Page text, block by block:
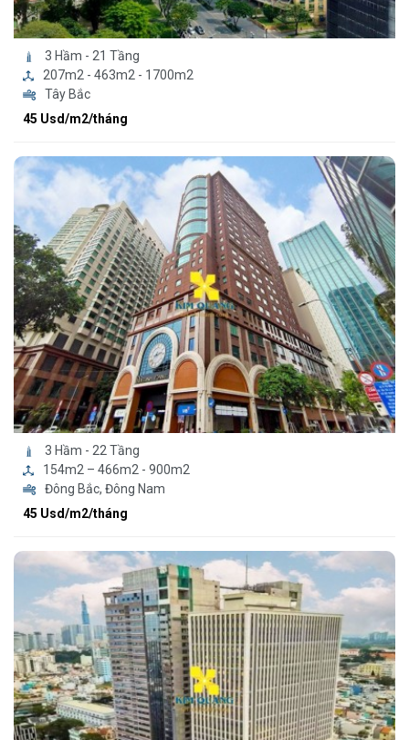
3 Hầm - 21 Tầng
207m2 - 463m2 - 1700m2
Tây Bắc
45 Usd/m2/tháng
3 Hầm - 22 Tầng
154m2 – 466m2 - 900m2
Đông Bắc, Đông Nam
45 Usd/m2/tháng